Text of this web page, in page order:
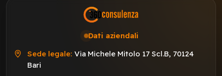
Dati aziendali
Sede legale: Via Michele Mitolo 17 Scl.B, 70124
Bari